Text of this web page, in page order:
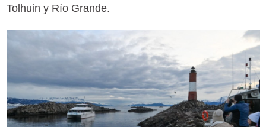
Tolhuin y Río Grande.